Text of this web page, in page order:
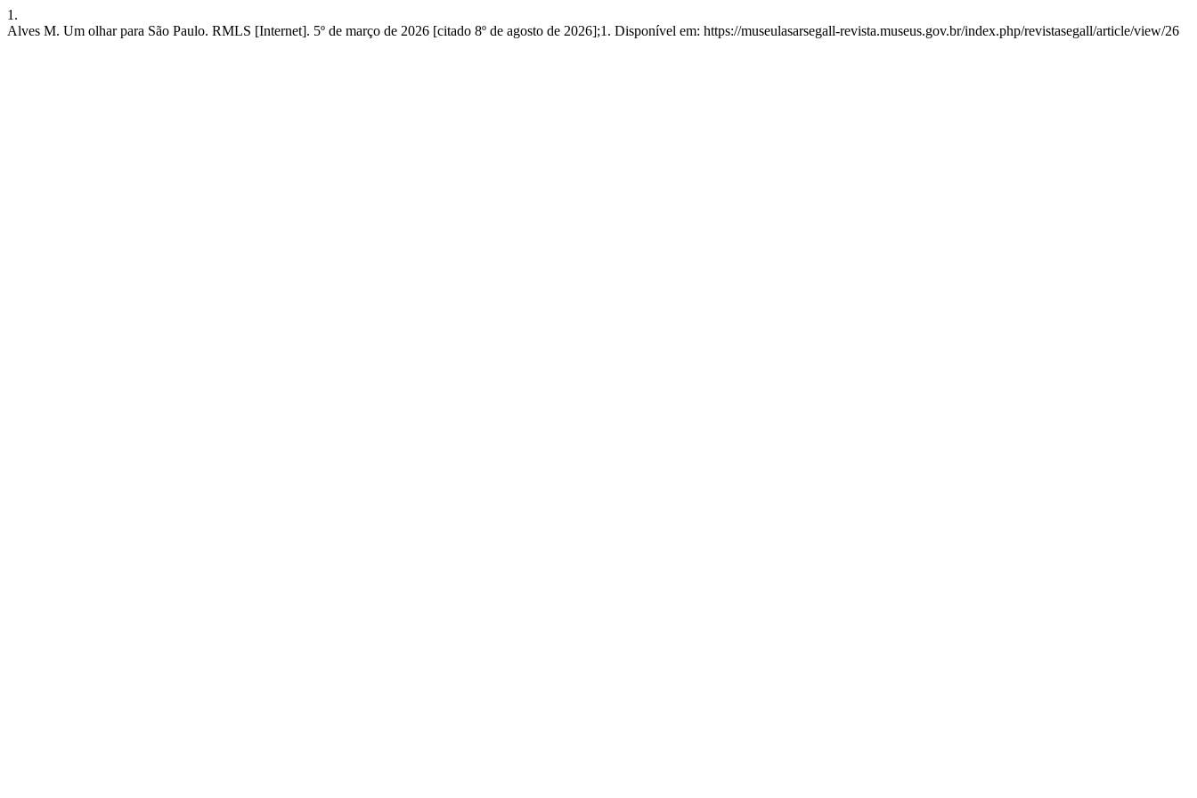
1.
Alves M. Um olhar para São Paulo. RMLS [Internet]. 5º de março de 2026 [citado 8º de agosto de 2026];1. Disponível em: https://museulasarsegall-revista.museus.gov.br/index.php/revistasegall/article/view/26